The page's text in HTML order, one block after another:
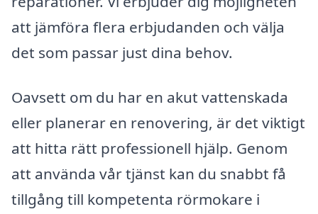
att jämföra flera erbjudanden och välja
det som passar just dina behov.
Oavsett om du har en akut vattenskada
eller planerar en renovering, är det viktigt
att hitta rätt professionell hjälp. Genom
att använda vår tjänst kan du snabbt få
tillgång till kompetenta rörmokare i